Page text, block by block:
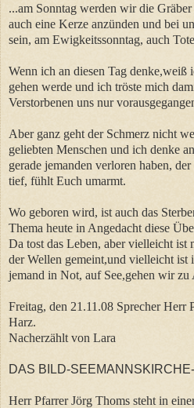
...am Sonntag werden wir die
auch eine Kerze anzünden und bei
sein, am Ewigkeitssonntag, auch
Wenn ich an diesen Tag denke,weiß
gehen werde und ich tröste mich
Verstorbenen uns nur
Aber ganz geht der Schmerz nicht
geliebten Menschen und ich denke
gerade jemanden verloren haben,
tief, fühlt Euch umarmt.
Wo geboren wird, ist auch das
Thema heute in Angedacht diese
Da tost das Leben, aber vielleicht ist
der Wellen gemeint,und vielleicht ist
jemand in Not, auf See,gehen wir zu
Freitag, den 21.11.08 Sprecher Herr
Harz.
Nacherzählt von Lara
DAS BILD-
Herr Pfarrer Jörg Thoms steht in